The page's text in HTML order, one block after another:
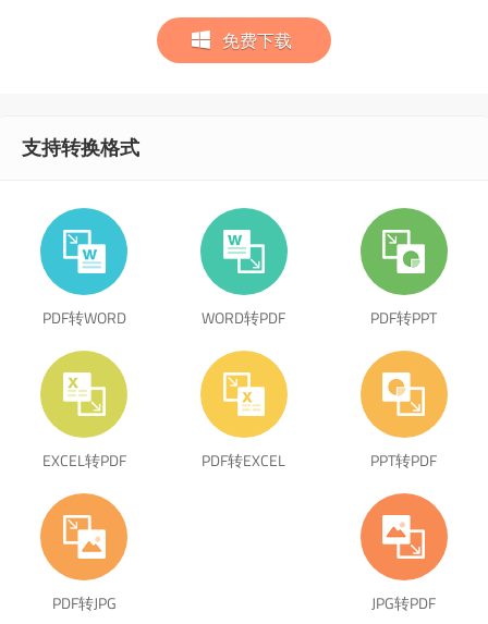
免费下载
支持转换格式
PDF转WORD WORD转PDF PDF转PPT
EXCEL转PDF PDF转EXCEL PPT转PDF
PDF转JPG JPG转PDF